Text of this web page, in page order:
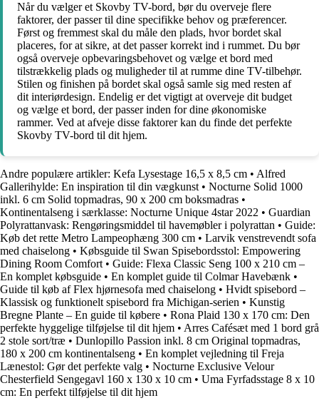
Når du vælger et Skovby TV-bord, bør du overveje flere
faktorer, der passer til dine specifikke behov og præferencer.
Først og fremmest skal du måle den plads, hvor bordet skal
placeres, for at sikre, at det passer korrekt ind i rummet. Du bør
også overveje opbevaringsbehovet og vælge et bord med
tilstrækkelig plads og muligheder til at rumme dine TV-tilbehør.
Stilen og finishen på bordet skal også samle sig med resten af
dit interiørdesign. Endelig er det vigtigt at overveje dit budget
og vælge et bord, der passer inden for dine økonomiske
rammer. Ved at afveje disse faktorer kan du finde det perfekte
Skovby TV-bord til dit hjem.
Andre populære artikler: Kefa Lysestage 16,5 x 8,5 cm • Alfred
Gallerihylde: En inspiration til din vægkunst• Nocturne Solid 1000
inkl. 6 cm Solid topmadras, 90 x 200 cm boksmadras •
Kontinentalseng i særklasse: Nocturne Unique 4star 2022 • Guardian
Polyrattanvask: Rengøringsmiddel til havemøbler i polyrattan • Guide:
Køb det rette Metro Lampeophæng 300 cm • Larvik venstrevendt sofa
med chaiselong • Købsguide til Swan Spisebordsstol: Empowering
Dining Room Comfort• Guide: Flexa Classic Seng 100 x 210 cm –
En komplet købsguide • En komplet guide til Colmar Havebænk •
Guide til køb af Flex hjørnesofa med chaiselong • Hvidt spisebord –
Klassisk og funktionelt spisebord fra Michigan-serien • Kunstig
Bregne Plante – En guide til købere • Rona Plaid 130 x 170 cm: Den
perfekte hyggelige tilføjelse til dit hjem • Arres Cafésæt med 1 bord grå
2 stole sort/træ • Dunlopillo Passion inkl. 8 cm Original topmadras,
180 x 200 cm kontinentalseng • En komplet vejledning til Freja
Lænestol: Gør det perfekte valg • Nocturne Exclusive Velour
Chesterfield Sengegavl 160 x 130 x 10 cm • Uma Fyrfadsstage 8 x 10
cm: En perfekt tilføjelse til dit hjem